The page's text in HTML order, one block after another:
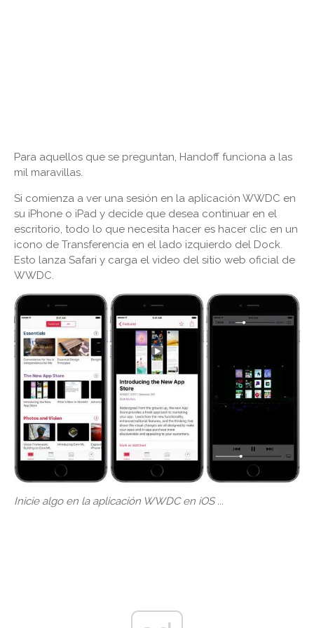
Para aquellos que se preguntan, Handoff funciona a las
mil maravillas.
Si comienza a ver una sesión en la aplicación WWDC en
su iPhone o iPad y decide que desea continuar en el
escritorio, todo lo que necesita hacer es hacer clic en un
icono de Transferencia en el lado izquierdo del Dock.
Esto lanza Safari y carga el video del sitio web oficial de
WWDC.
Inicie algo en la aplicación WWDC en iOS ...